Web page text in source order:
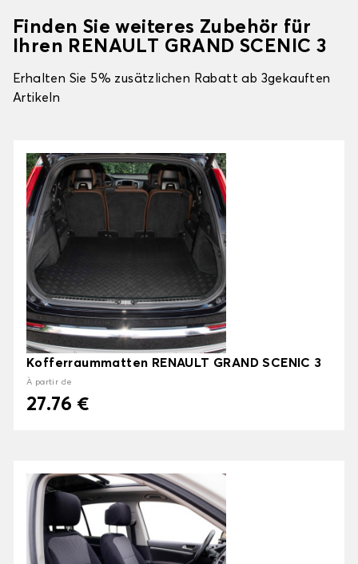
Finden Sie weiteres Zubehör für
Ihren RENAULT GRAND SCENIC 3
Erhalten Sie 5% zusätzlichen Rabatt ab 3gekauften
Artikeln
Kofferraummatten RENAULT GRAND SCENIC 3
À partir de
27.76 €